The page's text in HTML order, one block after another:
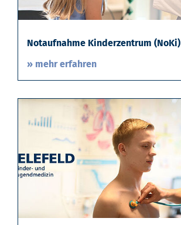
Notaufnahme Kinderzentrum (NoKi)
» mehr erfahren